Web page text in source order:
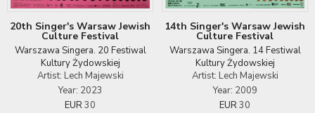
20th Singer's Warsaw Jewish
Culture Festival
Warszawa Singera. 20 Festiwal
Kultury Żydowskiej
Artist: Lech Majewski
Year: 2023
EUR30
14th Singer's Warsaw Jewish
Culture Festival
Warszawa Singera. 14 Festiwal
Kultury Żydowskiej
Artist: Lech Majewski
Year: 2009
EUR30